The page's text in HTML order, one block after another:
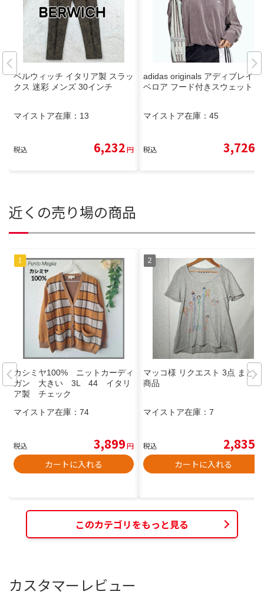
ベルウィッチ イタリア製 スラッ
クス 迷彩 メンズ 30インチ
マイストア在庫： 13
税込 6,232円
adidas originals アディブレイク
ベロア フード付きスウェット
マイストア在庫： 45
税込 3,726
近くの売り場の商品
カシミヤ100% ニットカーディ
ガン 大きい 3L 44 イタリ
ア製 チェック
マイストア在庫： 74
税込 3,899円
カートに入れる
マッコ様 リクエスト 3点 まとめ
商品
マイストア在庫： 7
税込 2,835
カートに入れる
このカテゴリをもっと見る
カスタマーレビュー